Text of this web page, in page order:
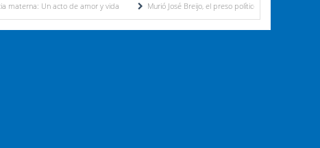
de amor y vida Murió José Breijo, el preso político uruguayo-venezolano bajo arresto